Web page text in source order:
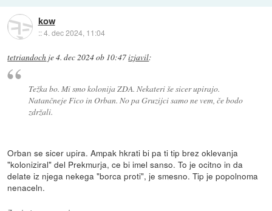
kow
::4. dec 2024, 11:04
tetriandoch je4. dec 2024 ob 10:47izjavil:
Težka bo. Mi smo kolonija ZDA. Nekateri še sicer upirajo.
Natančneje Fico in Orban. No pa Gruzijci samo ne vem, če bodo
zdržali.
Orban se sicer upira. Ampak hkrati bi pa ti tip brez oklevanja
"koloniziral" del Prekmurja, ce bi imel sanso. To je ocitno in da
delate iz njega nekega "borca proti", je smesno. Tip je popolnoma
nenaceln.